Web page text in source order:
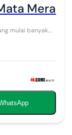
Merah
mulai banyak
tanpa harus